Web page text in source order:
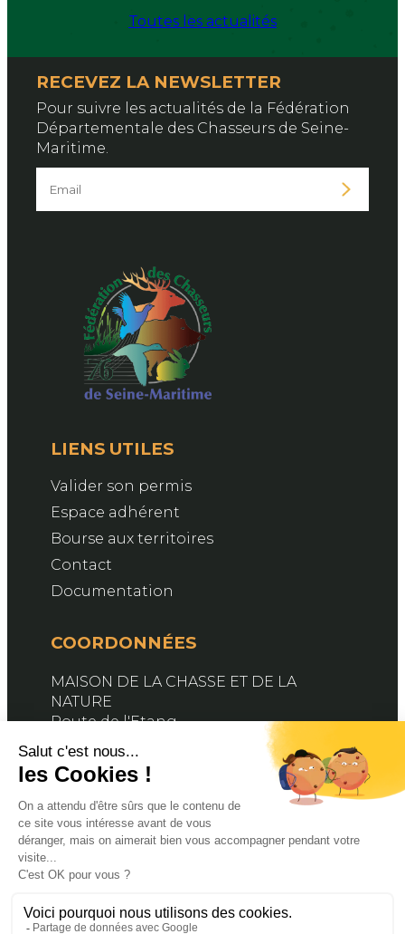
Toutes les actualités
RECEVEZ LA NEWSLETTER
Pour suivre les actualités de la Fédération
Départementale des Chasseurs de Seine-
Maritime.
LIENS UTILES
Valider son permis
Espace adhérent
Bourse aux territoires
Contact
Documentation
COORDONNÉES
MAISON DE LA CHASSE ET DE LA
NATURE
Route de l'Etang
Contactez-nous
SUIVEZ-NOUS
Facebook
X YouTube